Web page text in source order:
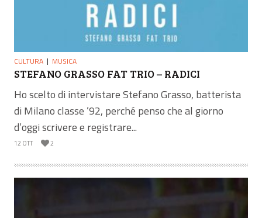
CULTURA MUSICA
STEFANO GRASSO FAT TRIO – RADICI
Ho scelto di intervistare Stefano Grasso, batterista
di Milano classe ’92, perché penso che al giorno
d’oggi scrivere e registrare...
12 OTT 2